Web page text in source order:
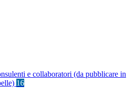
e collaboratori (da pubblicare in
16